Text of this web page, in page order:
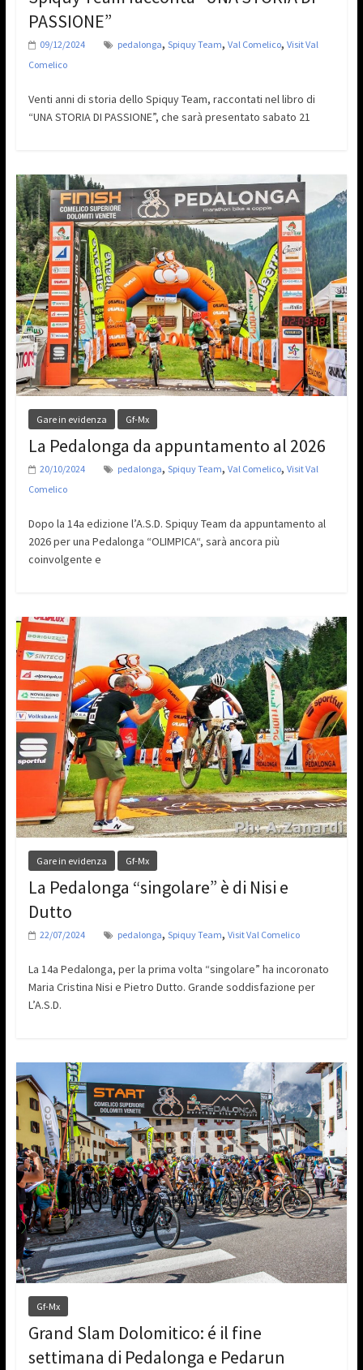
PASSIONE”
09/12/2024 pedalonga, Spiquy Team, Val Comelico, Visit Val
Comelico
Venti anni di storia dello Spiquy Team, raccontati nel libro di
“UNA STORIA DI PASSIONE”, che sarà presentato sabato 21
Gare in evidenza Gf-Mx
La Pedalonga da appuntamento al 2026
20/10/2024 pedalonga, Spiquy Team, Val Comelico, Visit Val
Comelico
Dopo la 14a edizione l’A.S.D. Spiquy Team da appuntamento al
2026 per una Pedalonga “OLIMPICA“, sarà ancora più
coinvolgente e
Gare in evidenza Gf-Mx
La Pedalonga “singolare” è di Nisi e
Dutto
22/07/2024 pedalonga, Spiquy Team, Visit Val Comelico
La 14a Pedalonga, per la prima volta “singolare” ha incoronato
Maria Cristina Nisi e Pietro Dutto. Grande soddisfazione per
L’A.S.D.
Gf-Mx
Grand Slam Dolomitico: é il fine
settimana di Pedalonga e Pedarun